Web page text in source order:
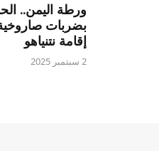
ورطة اليمن..
بضربات
إقامة نتنياهو
2 سبتمبر 2025